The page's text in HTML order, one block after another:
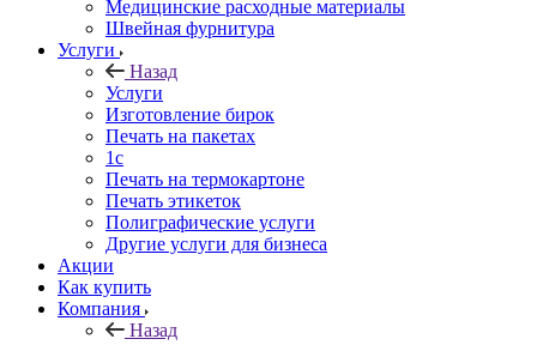
Медицинские расходные материалы
Швейная фурнитура
Услуги
Назад
Услуги
Изготовление бирок
Печать на пакетах
1c
Печать на термокартоне
Печать этикеток
Полиграфические услуги
Другие услуги для бизнеса
Акции
Как купить
Компания
Назад